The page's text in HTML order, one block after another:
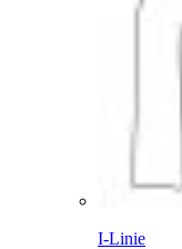
I-Linie